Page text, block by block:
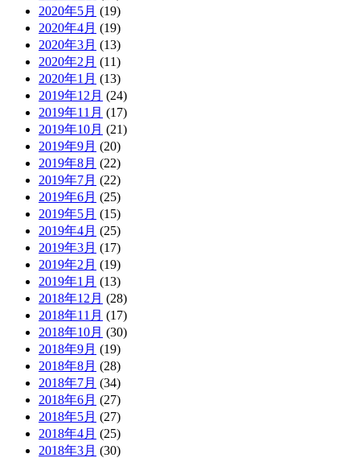
2020年5月 (19)
2020年4月 (19)
2020年3月 (13)
2020年2月 (11)
2020年1月 (13)
2019年12月 (24)
2019年11月 (17)
2019年10月 (21)
2019年9月 (20)
2019年8月 (22)
2019年7月 (22)
2019年6月 (25)
2019年5月 (15)
2019年4月 (25)
2019年3月 (17)
2019年2月 (19)
2019年1月 (13)
2018年12月 (28)
2018年11月 (17)
2018年10月 (30)
2018年9月 (19)
2018年8月 (28)
2018年7月 (34)
2018年6月 (27)
2018年5月 (27)
2018年4月 (25)
2018年3月 (30)